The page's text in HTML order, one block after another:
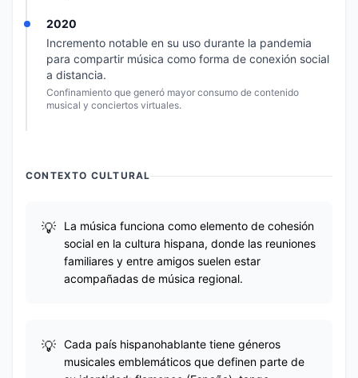
2020
Incremento notable en su uso durante la pandemia
para compartir música como forma de conexión social
a distancia.
Confinamiento que generó mayor consumo de contenido
musical y conciertos virtuales.
CONTEXTO CULTURAL
La música funciona como elemento de cohesión
social en la cultura hispana, donde las reuniones
familiares y entre amigos suelen estar
acompañadas de música regional.
Cada país hispanohablante tiene géneros
musicales emblemáticos que definen parte de